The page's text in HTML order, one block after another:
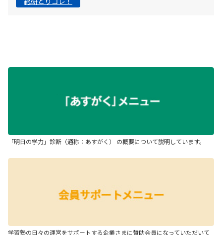
「明日の学力」診断（通称：あすがく） の概要について説明しています。
学習塾の日々の運営をサポートする企業さまに賛助会員になっていただいて